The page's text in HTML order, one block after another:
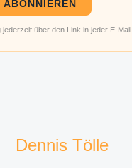
über den Link in jeder E-Mail.
Dennis Tölle